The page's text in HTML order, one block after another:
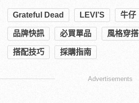
Grateful Dead LEVI’S 牛仔
品牌快訊 必買單品 風格穿搭
搭配技巧 採購指南
Advertisements